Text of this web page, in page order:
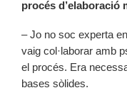
procés d’elaboració
– Jo no soc experta
vaig col·laborar amb
el procés. Era
bases sòlides.